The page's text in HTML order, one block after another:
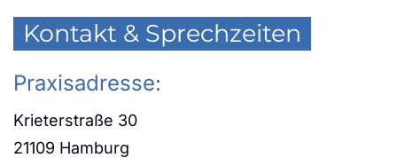
Kontakt & Sprechzeiten
Praxisadresse:
Krieterstraße 30
21109 Hamburg